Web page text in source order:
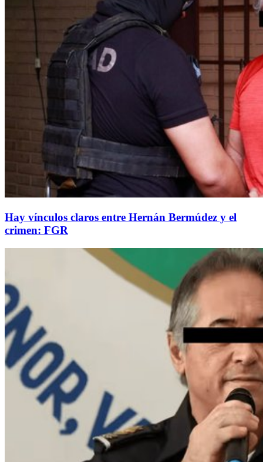
Hay vínculos claros entre Hernán Bermúdez y el
crimen: FGR